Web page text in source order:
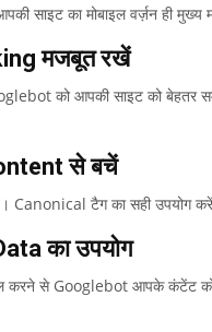
साइट का मोबाइल वर्ज़न ही
मजबूत रखें
को आपकी साइट को बेहतर
से बचें
टैग का सही उपयोग
का उपयोग
से Googlebot आपके कंटेंट को